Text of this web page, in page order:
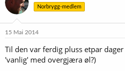
Norbrygg-medlem
15 Mai 2014
Til den var ferdig pluss etpar dager
'vanlig' med overgjæra øl?)